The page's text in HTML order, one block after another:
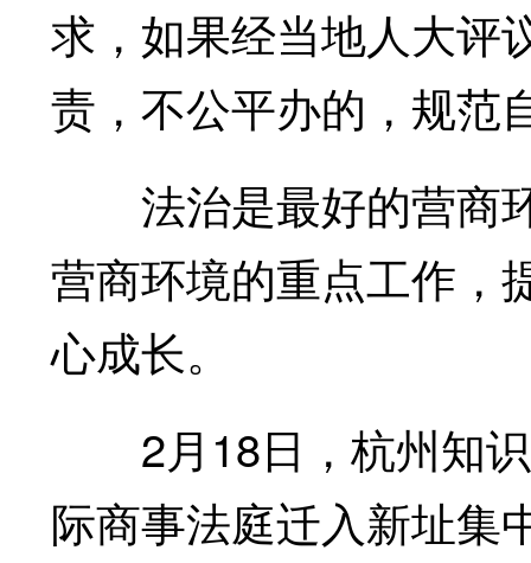
求，如果经当地人大评
责，不公平办的，规
法治是最好的营商
营商环境的重点工作，
心成长。
2月18日，杭州知识
际商事法庭迁入新址集